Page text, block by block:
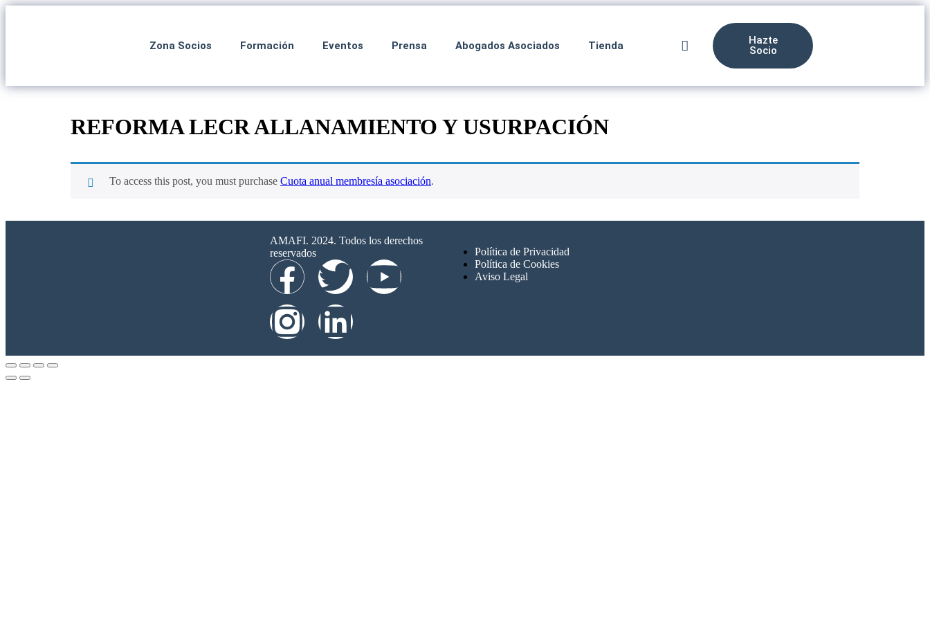
Zona Socios Formación Eventos Prensa Abogados Asociados Tienda
Hazte
Socio
REFORMA LECR ALLANAMIENTO Y USURPACIÓN
To access this post, you must purchase Cuota anual membresía asociación.
AMAFI. 2024. Todos los derechos
reservados
Política de Privacidad
Política de Cookies
Aviso Legal